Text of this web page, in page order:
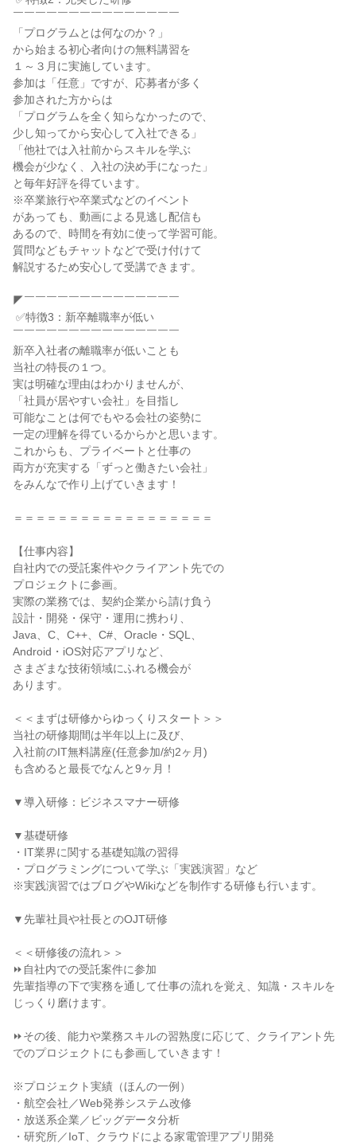
￣￣￣￣￣￣￣￣￣￣￣￣￣￣￣
「プログラムとは何なのか？」
から始まる初心者向けの無料講習を
１～３月に実施しています。
参加は「任意」ですが、応募者が多く
参加された方からは
「プログラムを全く知らなかったので、
少し知ってから安心して入社できる」
「他社では入社前からスキルを学ぶ
機会が少なく、入社の決め手になった」
と毎年好評を得ています。
※卒業旅行や卒業式などのイベント
があっても、動画による見逃し配信も
あるので、時間を有効に使って学習可能。
質問などもチャットなどで受け付けて
解説するため安心して受講できます。
◤￣￣￣￣￣￣￣￣￣￣￣￣￣￣
￣￣￣￣￣￣￣￣￣￣￣￣￣￣￣
新卒入社者の離職率が低いことも
当社の特長の１つ。
実は明確な理由はわかりませんが、
「社員が居やすい会社」を目指し
可能なことは何でもやる会社の姿勢に
一定の理解を得ているからかと思います。
これからも、プライベートと仕事の
両方が充実する「ずっと働きたい会社」
をみんなで作り上げていきます！
＝＝＝＝＝＝＝＝＝＝＝＝＝＝＝＝＝＝
【仕事内容】
自社内での受託案件やクライアント先での
プロジェクトに参画。
実際の業務では、契約企業から請け負う
設計・開発・保守・運用に携わり、
Java、C、C++、C#、Oracle・SQL、
Android・iOS対応アプリなど、
さまざまな技術領域にふれる機会が
あります。
＜＜まずは研修からゆっくりスタート＞＞
当社の研修期間は半年以上に及び、
入社前のIT無料講座(任意参加/約2ヶ月)
も含めると最長でなんと9ヶ月！
▼導入研修：ビジネスマナー研修
▼基礎研修
・IT業界に関する基礎知識の習得
・プログラミングについて学ぶ「実践演習」など
※実践演習ではブログやWikiなどを制作する研修も行います。
▼先輩社員や社長とのOJT研修
＜＜研修後の流れ＞＞
⏩自社内での受託案件に参加
先輩指導の下で実務を通して仕事の流れを覚え、知識・スキルを
じっくり磨けます。
⏩その後、能力や業務スキルの習熟度に応じて、クライアント先
でのプロジェクトにも参画していきます！
※プロジェクト実績（ほんの一例）
・航空会社／Web発券システム改修
・放送系企業／ビッグデータ分析
・研究所／IoT、クラウドによる家電管理アプリ開発